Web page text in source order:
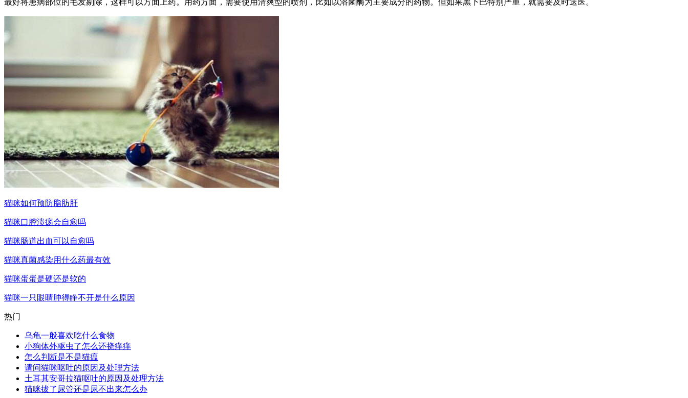
猫咪如何预防脂肪肝
猫咪口腔溃疡会自愈吗
猫咪肠道出血可以自愈吗
猫咪真菌感染用什么药最有效
猫咪蛋蛋是硬还是软的
猫咪一只眼睛肿得睁不开是什么原因
热门
乌龟一般喜欢吃什么食物
小狗体外驱虫了怎么还挠痒痒
怎么判断是不是猫瘟
请问猫咪呕吐的原因及处理方法
土耳其安哥拉猫呕吐的原因及处理方法
猫咪拔了尿管还是尿不出来怎么办